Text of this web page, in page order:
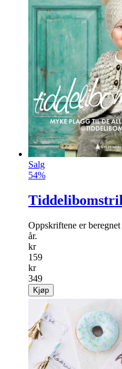
Salg
54%
Oppskriftene er
år.
kr
159
kr
349
Kjøp